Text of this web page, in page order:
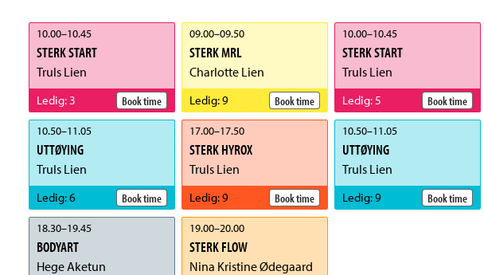
10.00–10.45
STERK START
Truls Lien
Book time
Ledig: 3
10.50–11.05
UTTØYING
Truls Lien
Book time
Ledig:6
18.30–19.45
BODYART
Hege Aketun
09.00–09.50
STERK MRL
Charlotte Lien
Book time
Ledig:9
17.00–17.50
STERK HYROX
Truls Lien
Book time
Ledig:9
19.00–20.00
STERK FLOW
Nina Kristine Ødegaard
10.00–10.45
STERK START
Truls Lien
Book time
Ledig: 5
10.50–11.05
UTTØYING
Truls Lien
Book time
Ledig:9